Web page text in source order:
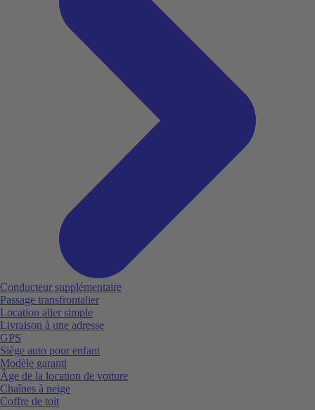
Conducteur supplémentaire
Passage transfrontalier
Location aller simple
Livraison à une adresse
GPS
Siège auto pour enfant
Modèle garanti
Âge de la location de voiture
Chaînes à neige
Coffre de toit